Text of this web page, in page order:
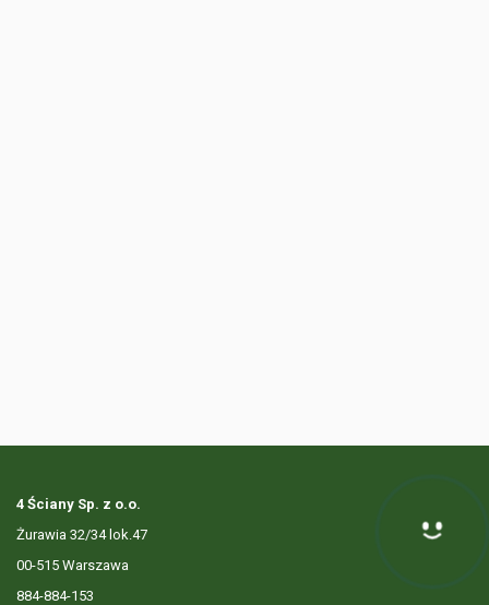
4 Ściany Sp. z o.o.
Żurawia 32/34 lok.47
00-515 Warszawa
884-884-153